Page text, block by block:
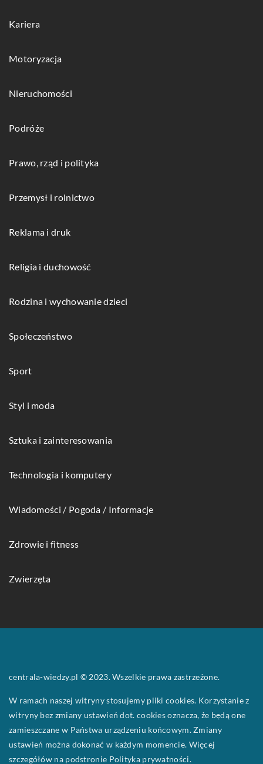
Kariera
Motoryzacja
Nieruchomości
Podróże
Prawo, rząd i polityka
Przemysł i rolnictwo
Reklama i druk
Religia i duchowość
Rodzina i wychowanie dzieci
Społeczeństwo
Sport
Styl i moda
Sztuka i zainteresowania
Technologia i komputery
Wiadomości / Pogoda / Informacje
Zdrowie i fitness
Zwierzęta
centrala-wiedzy.pl © 2023. Wszelkie prawa zastrzeżone.
W ramach naszej witryny stosujemy pliki cookies. Korzystanie z
witryny bez zmiany ustawień dot. cookies oznacza, że będą one
zamieszczane w Państwa urządzeniu końcowym. Zmiany
ustawień można dokonać w każdym momencie. Więcej
szczegółów na podstronie Polityka prywatności.